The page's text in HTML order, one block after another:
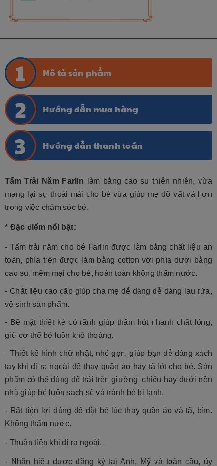
Mô tả sản phẩm
Hướng dẫn mua hàng
Hướng dẫn thanh toán
Tấm Trải Nằm Farlin làm bằng cao su thiên nhiên, vừa
mang lại sự thoải mái cho bé vừa giúp mẹ đỡ vất vả hơn
trong việc chăm sóc bé.
* Đặc điểm nổi bật:
- Tấm trải nằm cho bé Farlin được làm bằng chất liệu an
toàn, phía trên được làm bằng cotton với phía dưới bằng
cao su, mềm mại cho bé, hoàn toàn không thấm nước.
- Chất liệu cao cấp giúp cha mẹ dễ dàng dễ dàng lau rửa,
vệ sinh sản phẩm.
- Bề mặt thiết ké có rãnh giúp thấm hút nhanh chất lỏng,
giữ cơ thể bé luôn khô thoáng.
- Thiết kế hình chữ nhật, nhỏ gọn, giúp bạn dễ dàng xách
tay khi di ra ngoài để thay quần áo hay tã lót cho bé. Sản
phẩm có thể dùng để trải trên giường, chiếu hay dưới nền
nhà giúp bé luôn sạch sẽ và tránh bé bị lạnh.
- Rất tiện lợi dùng để đặt bé lúc thay quần áo và tã, bỉm.
Không thấm nước.
- Thuận tiện khi đi ra ngoài.
- Nhãn hiệu được đăng ký tại Anh, Mỹ và toàn cầu, ủy